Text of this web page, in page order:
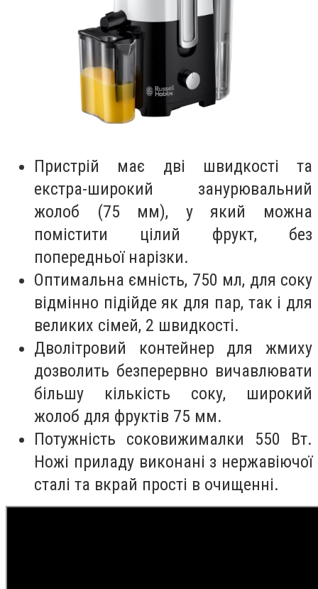
Пристрій має дві швидкості та
екстра-широкий занурювальний
жолоб (75 мм), у який можна
помістити цілий фрукт, без
попередньої нарізки.
Оптимальна ємність, 750 мл, для соку
відмінно підійде як для пар, так і для
великих сімей, 2 швидкості.
Дволітровий контейнер для жмиху
дозволить безперервно вичавлювати
більшу кількість соку, широкий
жолоб для фруктів 75 мм.
Потужність соковижималки 550 Вт.
Ножі приладу виконані з нержавіючої
сталі та вкрай прості в очищенні.